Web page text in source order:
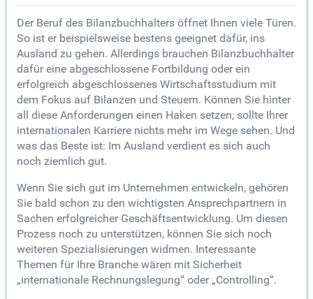
Der Beruf des Bilanzbuchhalters öffnet Ihnen viele Türen.
So ist er beispielsweise bestens geeignet dafür, ins
Ausland zu gehen. Allerdings brauchen Bilanzbuchhalter
dafür eine abgeschlossene Fortbildung oder ein
erfolgreich abgeschlossenes Wirtschaftsstudium mit
dem Fokus auf Bilanzen und Steuern. Können Sie hinter
all diese Anforderungen einen Haken setzen, sollte Ihrer
internationalen Karriere nichts mehr im Wege sehen. Und
was das Beste ist: Im Ausland verdient es sich auch
noch ziemlich gut.
Wenn Sie sich gut im Unternehmen entwickeln, gehören
Sie bald schon zu den wichtigsten Ansprechpartnern in
Sachen erfolgreicher Geschäftsentwicklung. Um diesen
Prozess noch zu unterstützen, können Sie sich noch
weiteren Spezialisierungen widmen. Interessante
Themen für Ihre Branche wären mit Sicherheit
„internationale Rechnungslegung“ oder „Controlling“.